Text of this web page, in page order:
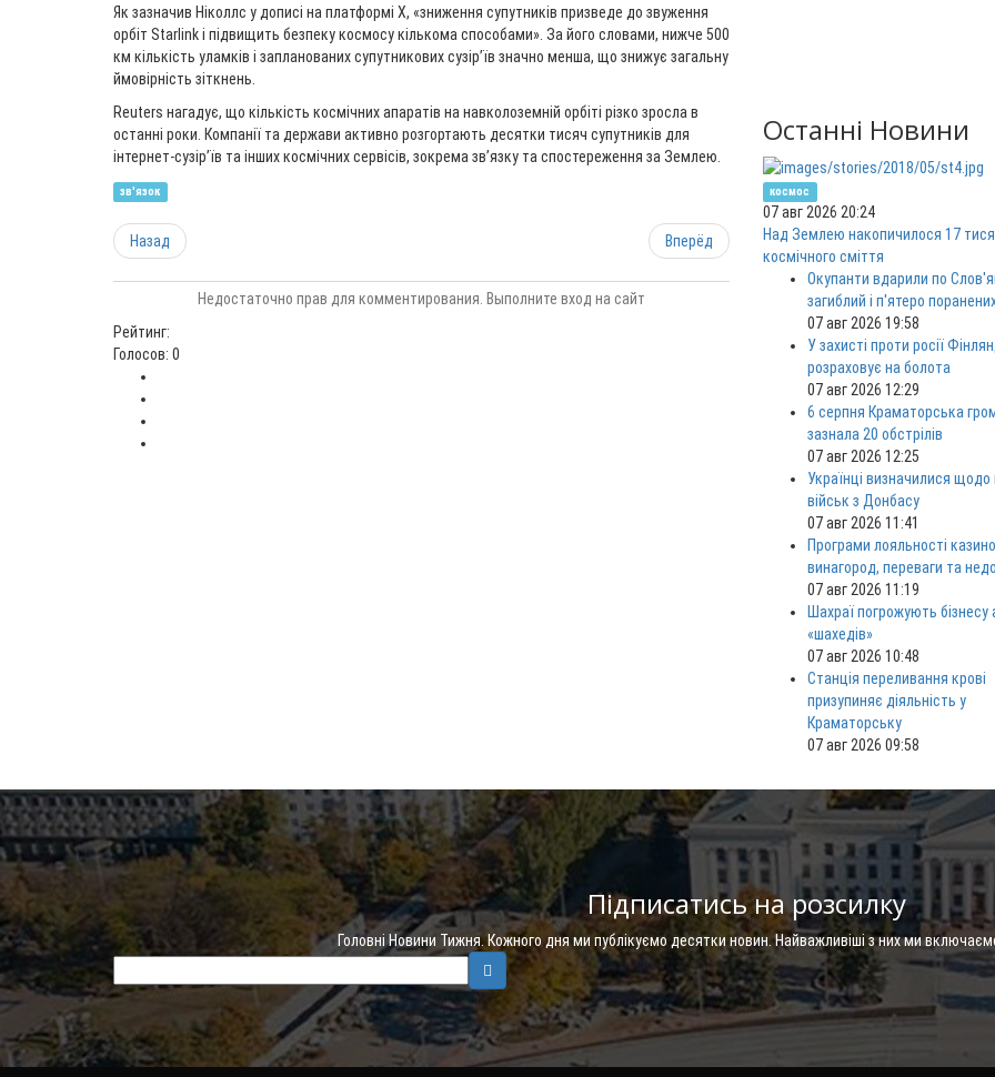
Як зазначив Ніколлс у дописі на платформі X, «зниження супутників призведе до звуження
орбіт Starlink і підвищить безпеку космосу кількома способами». За його словами, нижче 500
км кількість уламків і запланованих супутникових сузір’їв значно менша, що знижує загальну
ймовірність зіткнень.
Reuters нагадує, що кількість космічних апаратів на навколоземній орбіті різко зросла в
останні роки. Компанії та держави активно розгортають десятки тисяч супутників для
інтернет-сузір’їв та інших космічних сервісів, зокрема зв’язку та спостереження за Землею.
зв'язок
Назад Вперёд
Недостаточно прав для комментирования. Выполните вход на сайт
Рейтинг:
Голосов: 0
Останні Новини
космос
07 авг 2026 20:24
Над Землею накопичилося 17
космічного сміття
Окупанти вдарили по
загиблий і п'ятеро
07 авг 2026 19:58
У захисті проти росії
розраховує на болота
07 авг 2026 12:29
6 серпня Краматорська
зазнала 20 обстрілів
07 авг 2026 12:25
Українці визначилися щодо
військ з Донбасу
07 авг 2026 11:41
Програми лояльності
винагород, переваги та
07 авг 2026 11:19
Шахраї погрожують бізнесу
«шахедів»
07 авг 2026 10:48
Станція переливання крові
призупиняє діяльність у
Краматорську
07 авг 2026 09:58
Підписатись на розсилку
Головні Новини Тижня. Кожного дня ми публікуємо десятки новин. Найважливіші з них ми